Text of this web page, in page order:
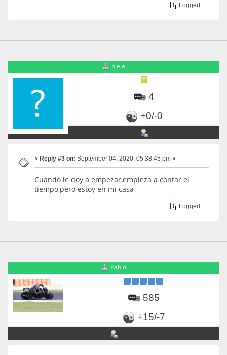
Logged
biela
4
+0/-0
« Reply #3 on: September 04, 2020, 05:38:45 pm »
Cuando le doy a empezar,empieza a contar el
tiempo,pero estoy en mi casa
Logged
Pablo
585
+15/-7